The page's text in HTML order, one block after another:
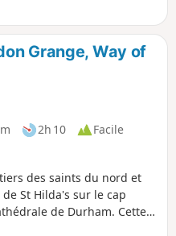
arriver dans l'une des
et se termine par les ruines
Grange, Way of
2h 10
Facile
des saints du nord et
St Hilda's sur le cap
de Durham. Cette